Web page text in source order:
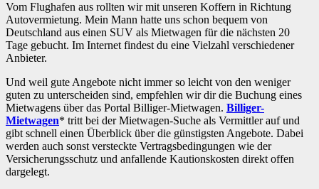
Vom Flughafen aus rollten wir mit unseren Koffern in Richtung
Autovermietung. Mein Mann hatte uns schon bequem von
Deutschland aus einen SUV als Mietwagen für die nächsten 20
Tage gebucht. Im Internet findest du eine Vielzahl verschiedener
Anbieter.
Und weil gute Angebote nicht immer so leicht von den weniger
guten zu unterscheiden sind, empfehlen wir dir die Buchung eines
Mietwagens über das Portal Billiger-Mietwagen. Billiger-
Mietwagen* tritt bei der Mietwagen-Suche als Vermittler auf und
gibt schnell einen Überblick über die günstigsten Angebote. Dabei
werden auch sonst versteckte Vertragsbedingungen wie der
Versicherungsschutz und anfallende Kautionskosten direkt offen
dargelegt.